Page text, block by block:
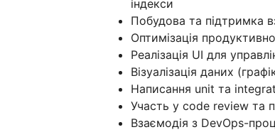
індекси
Побудова та підтримка
Оптимізація
Реалізація UI для
Візуалізація даних
Написання unit та
Участь у code review та
Взаємодія з DevOps-